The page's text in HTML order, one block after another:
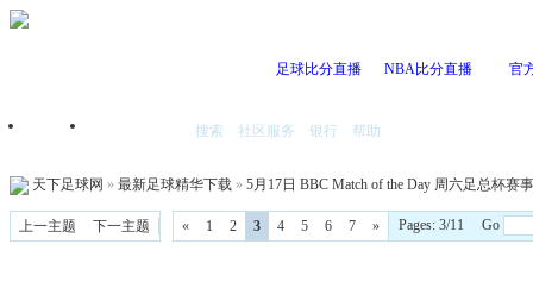
足球比分直播 NBA比分直播 官
首页 搜索 社区服务 银行 帮助
天下足球网 » 最新足球精华下载 » 5月17日 BBC Match of the Day 周六足总杯
上一主题 下一主题 « 1 2 3 4 5 6 7 » Pages: 3/11 Go